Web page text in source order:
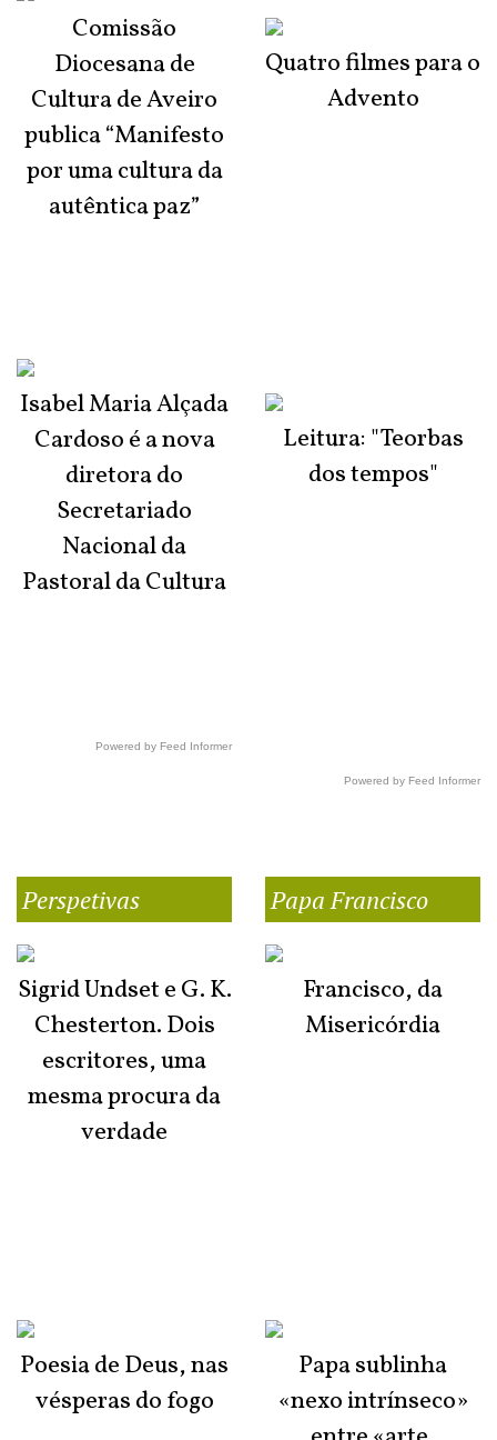
Comissão
Diocesana de
Cultura de Aveiro
publica “Manifesto
por uma cultura da
autêntica paz”
Isabel Maria Alçada
Cardoso é a nova
diretora do
Secretariado
Nacional da
Pastoral da Cultura
Powered by Feed Informer
Quatro filmes para o
Advento
Leitura: "Teorbas
dos tempos"
Powered by Feed Informer
Perspetivas
Sigrid Undset e G. K.
Chesterton. Dois
escritores, uma
mesma procura da
verdade
Poesia de Deus, nas
vésperas do fogo
Papa Francisco
Francisco, da
Misericórdia
Papa sublinha
«nexo intrínseco»